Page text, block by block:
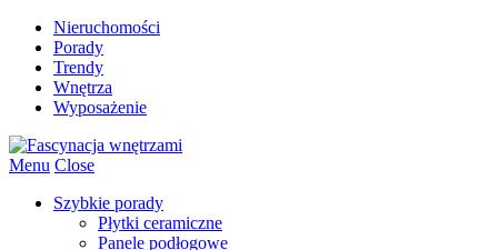
Nieruchomości
Porady
Trendy
Wnętrza
Wyposażenie
Menu Close
Szybkie porady
Płytki ceramiczne
Panele podłogowe